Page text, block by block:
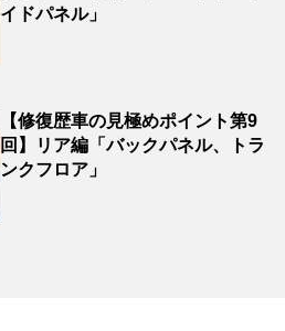
イドパネル」
【修復歴車の見極めポイント第9
回】リア編「バックパネル、トラ
ンクフロア」